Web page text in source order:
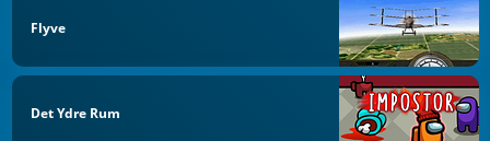
Flyve
Det Ydre Rum